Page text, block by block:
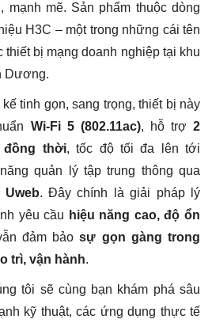
mạnh mẽ. Sản phẩm thuộc dòng
H3C – một trong những cái tên
thiết bị mạng doanh nghiệp tại khu
Dương.
tinh gọn, sang trọng, thiết bị này
Wi-Fi 5 (802.11ac), hỗ trợ2
đồng thời, tốc độ tối đa lên tới
quản lý tập trung thông qua
. Đây chính là giải pháp lý
yêu cầu hiệu năng cao, độ ổn
đảm bảosự gọn gàng trong
trì, vận hành.
tôi sẽ cùng bạn khám phá sâu
kỹ thuật, các ứng dụng thực tế